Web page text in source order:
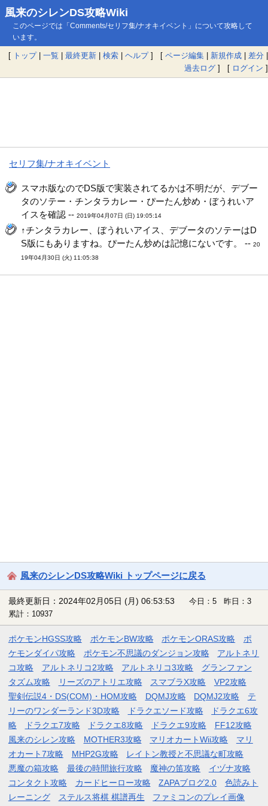
風来のシレンDS攻略Wiki
このページでは「Comments/セリフ集/ナオキイベント」について攻略して
います。
[ トップ| 一覧 | 最終更新 | 検索 | ヘルプ] [ ページ編集 | 新規作成 | 差分 |
過去ログ ] [ ログイン ]
セリフ集/ナオキイベント
スマホ版なのでDS版で実装されてるかは不明だが、デブー
タのソテー・チンタラカレー・ぴーたん炒め・ぼうれいア
イスを確認 --2019年04月07日 (日) 19:05:14
↑チンタラカレー、ぼうれいアイス、デブータのソテーはD
S版にもありますね。ぴーたん炒めは記憶にないです。 --20
19年04月30日 (火) 11:05:38
風来のシレンDS攻略Wiki トップページに戻る
最終更新日：2024年02月05日 (月) 06:53:53
今日：5 昨日：3
累計：10937
ポケモンHGSS攻略 ポケモンBW攻略 ポケモンORAS攻略
ポ
ケモンダイパ攻略
ポケモン不思議のダンジョン攻略
アルトネリ
コ攻略
アルトネリコ2攻略 アルトネリコ3攻略
グランファン
タズム攻略
リーズのアトリエ攻略 スマブラX攻略
VP2攻略
聖剣伝説4・DS(COM)・HOM攻略
DQMJ攻略 DQMJ2攻略
テ
リーのワンダーランド3D攻略
ドラクエソード攻略
ドラクエ6攻
略
ドラクエ7攻略 ドラクエ8攻略 ドラクエ9攻略
FF12攻略
風来のシレン攻略
MOTHER3攻略 マリオカートWii攻略
マリ
オカート7攻略
MHP2G攻略
レイトン教授と不思議な町攻略
悪魔の箱攻略
最後の時間旅行攻略 魔神の笛攻略
イヅナ攻略
コンタクト攻略
カードヒーロー攻略 ZAPAブログ2.0
色読みト
レーニング
ステルス将棋 棋譜再生 ファミコンのプレイ画像